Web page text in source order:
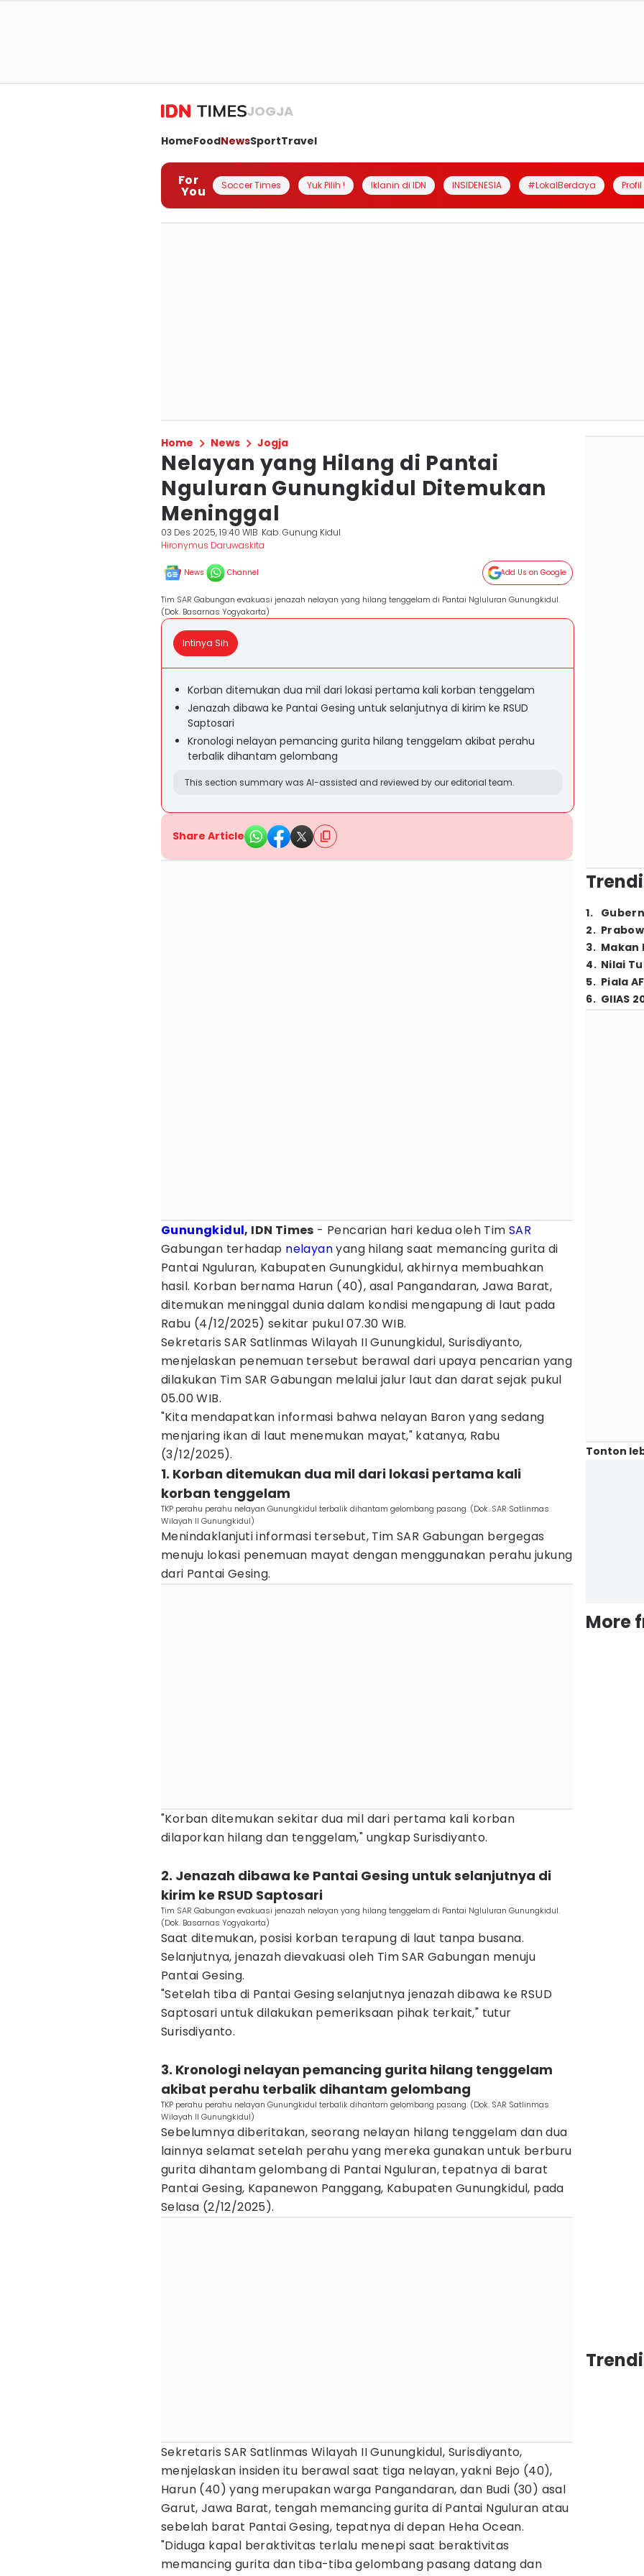
JOGJA
HomeFoodNewsSportTravel
For
You Soccer Times Yuk Pilih ! Iklanin di IDN INSIDENESIA #LokalBerdaya
Home News Jogja
Nelayan yang Hilang di Pantai
Nguluran Gunungkidul Ditemukan
Meninggal
03 Des 2025, 19:40 WIB Kab. Gunung Kidul
Hironymus Daruwaskita
News Channel Add Us on Google
Tim SAR Gabungan evakuasi jenazah nelayan yang hilang tenggelam di Pantai Ngluluran Gunungkidul.
(Dok. Basarnas Yogyakarta)
Intinya Sih
Korban ditemukan dua mil dari lokasi pertama kali korban tenggelam
Jenazah dibawa ke Pantai Gesing untuk selanjutnya di kirim ke RSUD
Saptosari
Kronologi nelayan pemancing gurita hilang tenggelam akibat perahu
terbalik dihantam gelombang
This section summary was AI-assisted and reviewed by our editorial team.
Share Article
Gunungkidul, IDN Times - Pencarian hari kedua oleh TimSAR
Gabungan terhadap nelayanyang hilang saat memancing gurita di
Pantai Nguluran, Kabupaten Gunungkidul, akhirnya membuahkan
hasil. Korban bernama Harun (40), asal Pangandaran, Jawa Barat,
ditemukan meninggal dunia dalam kondisi mengapung di laut pada
Rabu (4/12/2025) sekitar pukul 07.30 WIB.
Sekretaris SAR Satlinmas Wilayah II Gunungkidul, Surisdiyanto,
menjelaskan penemuan tersebut berawal dari upaya pencarian yang
dilakukan Tim SAR Gabungan melalui jalur laut dan darat sejak pukul
05.00 WIB.
"Kita mendapatkan informasi bahwa nelayan Baron yang sedang
menjaring ikan di laut menemukan mayat," katanya, Rabu
(3/12/2025).
1. Korban ditemukan dua mil dari lokasi pertama kali
korban tenggelam
TKP perahu perahu nelayan Gunungkidul terbalik dihantam gelombang pasang. (Dok. SAR Satlinmas
Wilayah II Gunungkidul)
‎‎Menindaklanjuti informasi tersebut, Tim SAR Gabungan bergegas
menuju lokasi penemuan mayat dengan menggunakan perahu jukung
dari Pantai Gesing.
‎"Korban ditemukan sekitar dua mil dari pertama kali korban
dilaporkan hilang dan tenggelam," ungkap Surisdiyanto.
‎2. Jenazah dibawa ke Pantai Gesing untuk selanjutnya di
kirim ke RSUD Saptosari
Tim SAR Gabungan evakuasi jenazah nelayan yang hilang tenggelam di Pantai Ngluluran Gunungkidul.
(Dok. Basarnas Yogyakarta)
Saat ditemukan, posisi korban terapung di laut tanpa busana.
Selanjutnya, jenazah dievakuasi oleh Tim SAR Gabungan menuju
Pantai Gesing.
‎"Setelah tiba di Pantai Gesing selanjutnya jenazah dibawa ke RSUD
Saptosari untuk dilakukan pemeriksaan pihak terkait," tutur
Surisdiyanto.
3. Kronologi nelayan pemancing gurita hilang tenggelam
akibat perahu terbalik dihantam gelombang
TKP perahu perahu nelayan Gunungkidul terbalik dihantam gelombang pasang. (Dok. SAR Satlinmas
Wilayah II Gunungkidul)
Sebelumnya diberitakan, seorang nelayan hilang tenggelam dan dua
lainnya selamat setelah perahu yang mereka gunakan untuk berburu
gurita dihantam gelombang di Pantai Nguluran, tepatnya di barat
Pantai Gesing, Kapanewon Panggang, Kabupaten Gunungkidul, pada
Selasa (2/12/2025).
Sekretaris SAR Satlinmas Wilayah II Gunungkidul, Surisdiyanto,
menjelaskan insiden itu berawal saat tiga nelayan, yakni Bejo (40),
Harun (40) yang merupakan warga Pangandaran, dan Budi (30) asal
Garut, Jawa Barat, tengah memancing gurita di Pantai Nguluran atau
sebelah barat Pantai Gesing, tepatnya di depan Heha Ocean.
"Diduga kapal beraktivitas terlalu menepi saat beraktivitas
memancing gurita dan tiba-tiba gelombang pasang datang dan
1.
2.
3. Makan
4. Nilai
5. Piala
6. GIIAS
Tonton
More